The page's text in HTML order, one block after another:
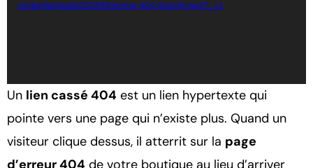
content/uploads/2026/05/erreur-404-Shopify.mp4?_=1
Un lien cassé 404 est un lien hypertexte qui
pointe vers une page qui n’existe plus. Quand un
visiteur clique dessus, il atterrit sur la page